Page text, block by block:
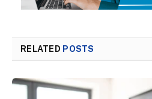
RELATED POSTS